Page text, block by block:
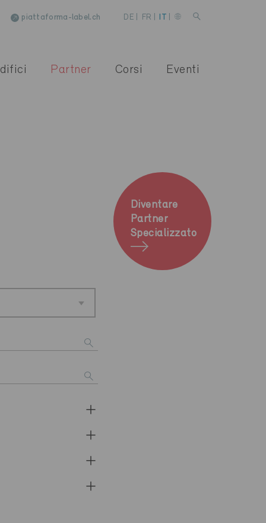
piattaforma-label.ch DE FR IT
Partner Corsi Eventi
Diventare
Partner
Specializzato